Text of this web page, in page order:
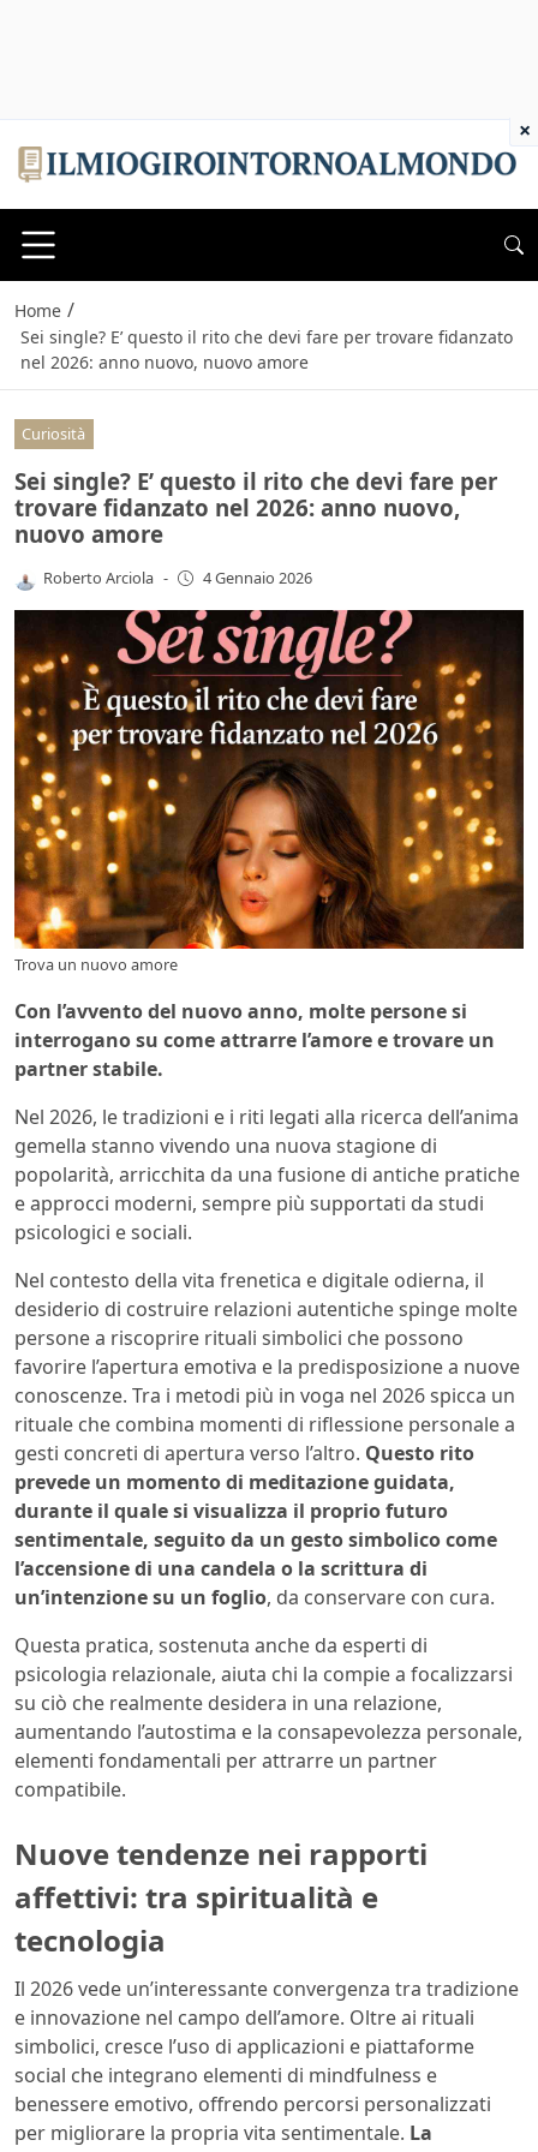
Home /
Sei single? E’ questo il rito che devi fare per trovare fidanzato
nel 2026: anno nuovo, nuovo amore
Curiosità
Sei single? E’ questo il rito che devi fare per
trovare fidanzato nel 2026: anno nuovo,
nuovo amore
Roberto Arciola - 4 Gennaio 2026
Trova un nuovo amore
Con l’avvento del nuovo anno, molte persone si
interrogano su come attrarre l’amore e trovare un
partner stabile.
Nel 2026, le tradizioni e i riti legati alla ricerca dell’anima
gemella stanno vivendo una nuova stagione di
popolarità, arricchita da una fusione di antiche pratiche
e approcci moderni, sempre più supportati da studi
psicologici e sociali.
Nel contesto della vita frenetica e digitale odierna, il
desiderio di costruire relazioni autentiche spinge molte
persone a riscoprire rituali simbolici che possono
favorire l’apertura emotiva e la predisposizione a nuove
conoscenze. Tra i metodi più in voga nel 2026 spicca un
rituale che combina momenti di riflessione personale a
gesti concreti di apertura verso l’altro. Questo rito
prevede un momento di meditazione guidata,
durante il quale si visualizza il proprio futuro
sentimentale, seguito da un gesto simbolico come
l’accensione di una candela o la scrittura di
un’intenzione su un foglio, da conservare con cura.
Questa pratica, sostenuta anche da esperti di
psicologia relazionale, aiuta chi la compie a focalizzarsi
su ciò che realmente desidera in una relazione,
aumentando l’autostima e la consapevolezza personale,
elementi fondamentali per attrarre un partner
compatibile.
Nuove tendenze nei rapporti
affettivi: tra spiritualità e
tecnologia
Il 2026 vede un’interessante convergenza tra tradizione
e innovazione nel campo dell’amore. Oltre ai rituali
simbolici, cresce l’uso di applicazioni e piattaforme
social che integrano elementi di mindfulness e
benessere emotivo, offrendo percorsi personalizzati
per migliorare la propria vita sentimentale. La
×